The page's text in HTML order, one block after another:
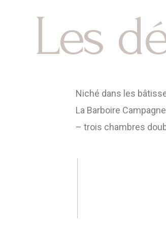
Les
Niché dans les
La Barboire
– trois chambres